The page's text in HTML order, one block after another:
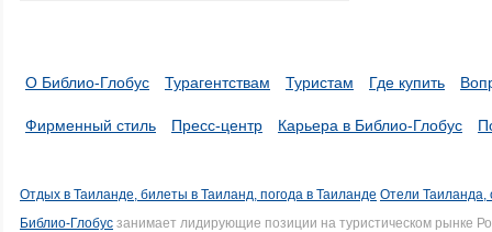
О Библио-Глобус Турагентствам Туристам Где купить
Фирменный стиль Пресс-центр Карьера в Библио-Глобус
Отдых в Таиланде, билеты в Таиланд, погода в Таиланде Отели Таиланда,
Библио-Глобус занимает лидирующие позиции на туристическом рынке